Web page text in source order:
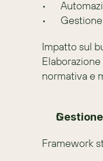
•
•
Impatto sul
normativa e
Framework